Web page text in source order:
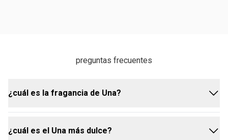
preguntas frecuentes
¿cuál es la fragancia de Una?
la fragancia de Natura Una Deo Parfum es una
¿cuál es el Una más dulce?